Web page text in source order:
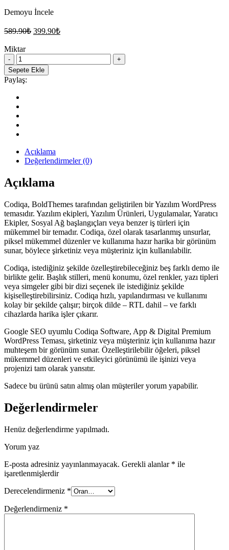
Demoyu İncele
589.90₺ Orijinal
399.90₺Şu
Miktar
Codiqa
Premium
WordPress
Yazılım
Teması
quantity
Sepete Ekle
Paylaş:
Açıklama
Değerlendirmeler (0)
Açıklama
Codiqa, BoldThemes tarafından geliştirilen bir Yazılım WordPress
temasıdır. Yazılım ekipleri, Yazılım Ürünleri, Uygulamalar, Yaratıcı
Ekipler, Sosyal Ağ başlangıçları veya benzer iş türleri için
mükemmel bir temadır. Codiqa, özel olarak tasarlanmış unsurlar,
piksel mükemmel düzenler ve kullanıma hazır harika bir görünüm
sunar, böylece şirketiniz veya müşteriniz için kullanılabilir.
Codiqa, istediğiniz şekilde özelleştirebileceğiniz beş farklı demo ile
birlikte gelir. Başlık stilleri, menü konumu, özel renkler, yazı tipleri
veya simgeler gibi bir dizi seçenek ile istediğiniz şekilde
kişiselleştirebilirsiniz. Codiqa hızlı, yapılandırması ve kullanımı
kolay bir şekilde çalışır; birçok dilde – RTL dahil – ve farklı
cihazlarda harika işler çıkarır.
Google SEO uyumlu Codiqa Software, App & Digital Premium
WordPress Teması, şirketiniz veya müşteriniz için kullanıma hazır
muhteşem bir görünüm sunar. Özelleştirilebilir öğeleri, piksel
mükemmel düzenleri ve etkileyici görünümü ile işinizi veya
projenizi tam olarak yansıtır.
Sadece bu ürünü satın almış olan müşteriler yorum yapabilir.
Değerlendirmeler
Henüz değerlendirme yapılmadı.
Yorum yaz
E-posta adresiniz yayınlanmayacak. Gerekli alanlar * ile
işaretlenmişlerdir
Derecelendirmeniz *
Değerlendirmeniz *